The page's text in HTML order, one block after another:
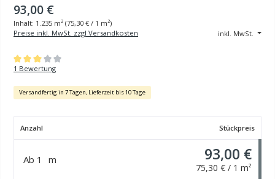
93,00 €
Inhalt: 1.235 m² (75,30 € / 1 m²)
inkl. MwSt.
Preise inkl. MwSt. zzgl Versandkosten
Durchschnittliche Bewertung von 3 von 5 Sternen
1 Bewertung
Versandfertig in 7 Tagen, Lieferzeit bis 10 Tage
Anzahl Stückpreis
Ab 1 m 93,00 €
75,30 € / 1 m²